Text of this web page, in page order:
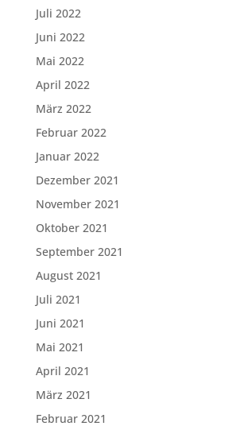
Juli 2022
Juni 2022
Mai 2022
April 2022
März 2022
Februar 2022
Januar 2022
Dezember 2021
November 2021
Oktober 2021
September 2021
August 2021
Juli 2021
Juni 2021
Mai 2021
April 2021
März 2021
Februar 2021